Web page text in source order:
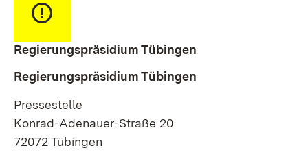
Regierungspräsidium Tübingen
Regierungspräsidium Tübingen
Pressestelle
Konrad-Adenauer-Straße 20
72072 Tübingen